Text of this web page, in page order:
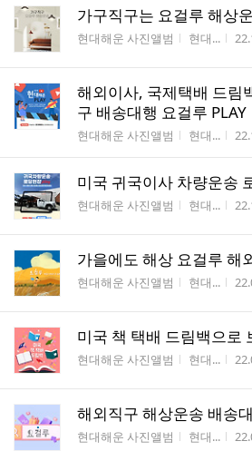
가구직구는 요걸루 해상
게시판명
현대해운 사진앨범 작성자
현대... 작
해외이사, 국제택배 드림
구 배송대행 요걸루 PLAY
게시판명
현대해운 사진앨범 작성자
현대... 작
미국 귀국이사 차량운송
게시판명
현대해운 사진앨범 작성자
현대... 작
가을에도 해상 요걸루 해
게시판명
현대해운 사진앨범 작성자
현대... 작
미국 책 택배 드림백으로
게시판명
현대해운 사진앨범 작성자
현대... 작
해외직구 해상운송 배송
게시판명
현대해운 사진앨범 작성자
현대... 작